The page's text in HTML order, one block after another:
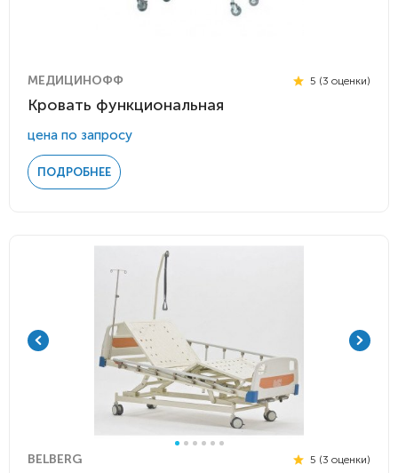
МЕДИЦИНОФФ 5 (3 оценки)
Кровать функциональная
цена по запросу
ПОДРОБНЕЕ
BELBERG 5 (3 оценки)